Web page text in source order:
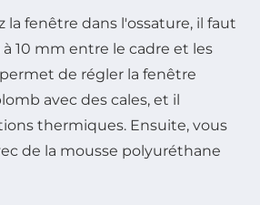
la fenêtre dans l'ossature, il faut
10 mm entre le cadre et les
de régler la fenêtre
avec des cales, et il
thermiques. Ensuite, vous
de la mousse polyuréthane